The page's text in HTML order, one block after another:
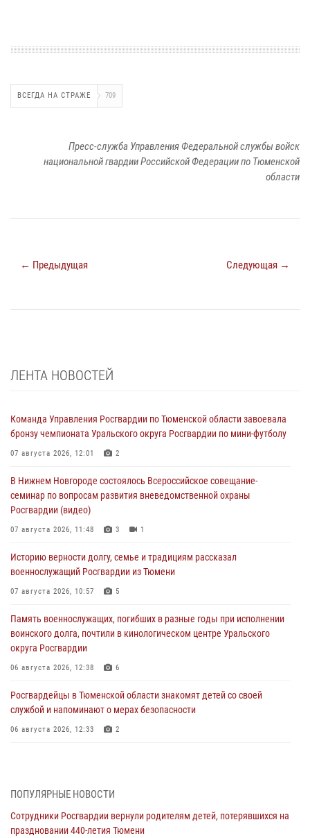
ВСЕГДА НА СТРАЖЕ 709
Пресс-служба Управления Федеральной службы войск
национальной гвардии Российской Федерации по Тюменской
области
← Предыдущая Следующая →
ЛЕНТА НОВОСТЕЙ
Команда Управления Росгвардии по Тюменской области завоевала
бронзу чемпионата Уральского округа Росгвардии по мини-футболу
07 августа 2026, 12:01 2
В Нижнем Новгороде состоялось Всероссийское совещание-
семинар по вопросам развития вневедомственной охраны
Росгвардии (видео)
07 августа 2026, 11:48 3 1
Историю верности долгу, семье и традициям рассказал
военнослужащий Росгвардии из Тюмени
07 августа 2026, 10:57 5
Память военнослужащих, погибших в разные годы при исполнении
воинского долга, почтили в кинологическом центре Уральского
округа Росгвардии
06 августа 2026, 12:38 6
Росгвардейцы в Тюменской области знакомят детей со своей
службой и напоминают о мерах безопасности
06 августа 2026, 12:33 2
06 августа 2026, 04:41 3
Росгвардейцы в Тюменской области почтили память генерала
армии Ивана Кирилловича Яковлева
ПОПУЛЯРНЫЕ НОВОСТИ
Сотрудники Росгвардии вернули родителям детей, потерявшихся на
праздновании 440-летия Тюмени